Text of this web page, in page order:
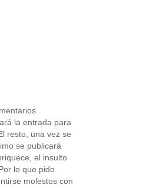
la entrada para
resto, una vez se
se publicará
el insulto
lo que pido
molestos con